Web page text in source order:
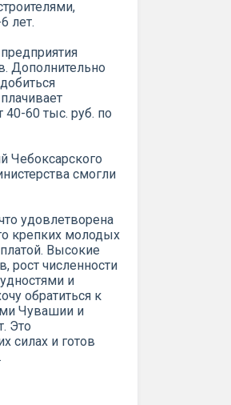
лет.
Дополнительно
40-60 тыс. руб. по
Чебоксарского
смогли
удовлетворена
крепких молодых
Высокие
рост численности
и
обратиться к
Чувашии и
Это
силах и готов